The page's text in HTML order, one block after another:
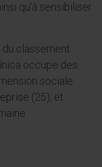
qu’à sensibiliser
classement
occupe des
sociale
(25), et